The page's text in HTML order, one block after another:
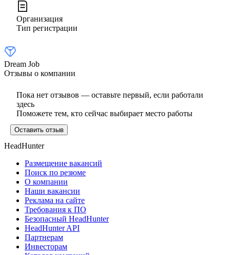
Организация
Тип регистрации
Dream Job
Отзывы о компании
Пока нет отзывов — оставьте первый, если работали
здесь
Поможете тем, кто сейчас выбирает место работы
Оставить отзыв
HeadHunter
Размещение вакансий
Поиск по резюме
О компании
Наши вакансии
Реклама на сайте
Требования к ПО
Безопасный HeadHunter
HeadHunter API
Партнерам
Инвесторам